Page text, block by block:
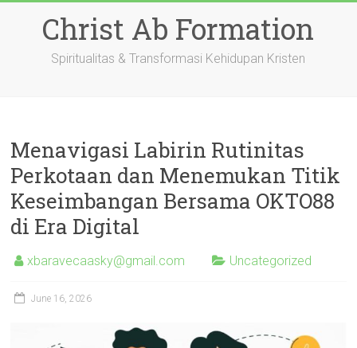
Christ Ab Formation
Spiritualitas & Transformasi Kehidupan Kristen
Menavigasi Labirin Rutinitas
Perkotaan dan Menemukan Titik
Keseimbangan Bersama OKTO88
di Era Digital
xbaravecaasky@gmail.com Uncategorized
June 16, 2026